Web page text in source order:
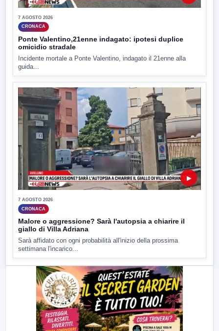
7 AGOSTO 2026
CRONACA
Ponte Valentino,21enne indagato: ipotesi duplice
omicidio stradale
Incidente mortale a Ponte Valentino, indagato il 21enne alla
guida...
▶
7 AGOSTO 2026
CRONACA
Malore o aggressione? Sarà l'autopsia a chiarire il
giallo di Villa Adriana
Sarà affidato con ogni probabilità all'inizio della prossima
settimana l'incarico...